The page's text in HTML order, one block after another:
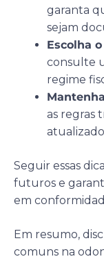
garanta
sejam
Escolha
consulte
regime
as regras
Seguir essas
futuros e
em
Em resumo,
comuns na